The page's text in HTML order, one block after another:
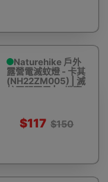
Naturehike 戶外
露營電滅蚊燈 - 卡其
(NH22ZM005) | 滅
蚊照明兩用 | 3檔亮
$117 $150